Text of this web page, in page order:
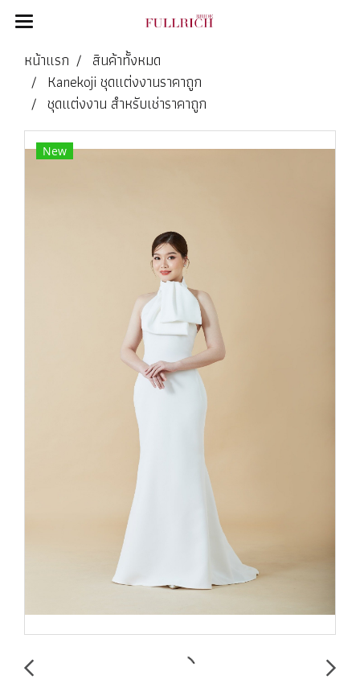
หน้าแรก
สินค้าทั้งหมด
Kanekoji ชุดแต่งงานราคาถูก
ชุดแต่งงาน สำหรับเช่าราคาถูก
New